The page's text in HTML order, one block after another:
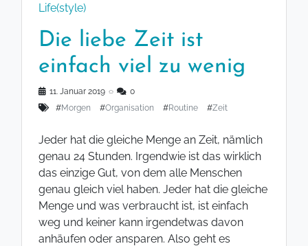
Life(style)
Die liebe Zeit ist
einfach viel zu wenig
11. Januar 2019 ◌
0
#Morgen #Organisation #Routine #Zeit
Jeder hat die gleiche Menge an Zeit, nämlich
genau 24 Stunden. Irgendwie ist das wirklich
das einzige Gut, von dem alle Menschen
genau gleich viel haben. Jeder hat die gleiche
Menge und was verbraucht ist, ist einfach
weg und keiner kann irgendetwas davon
anhäufen oder ansparen. Also geht es